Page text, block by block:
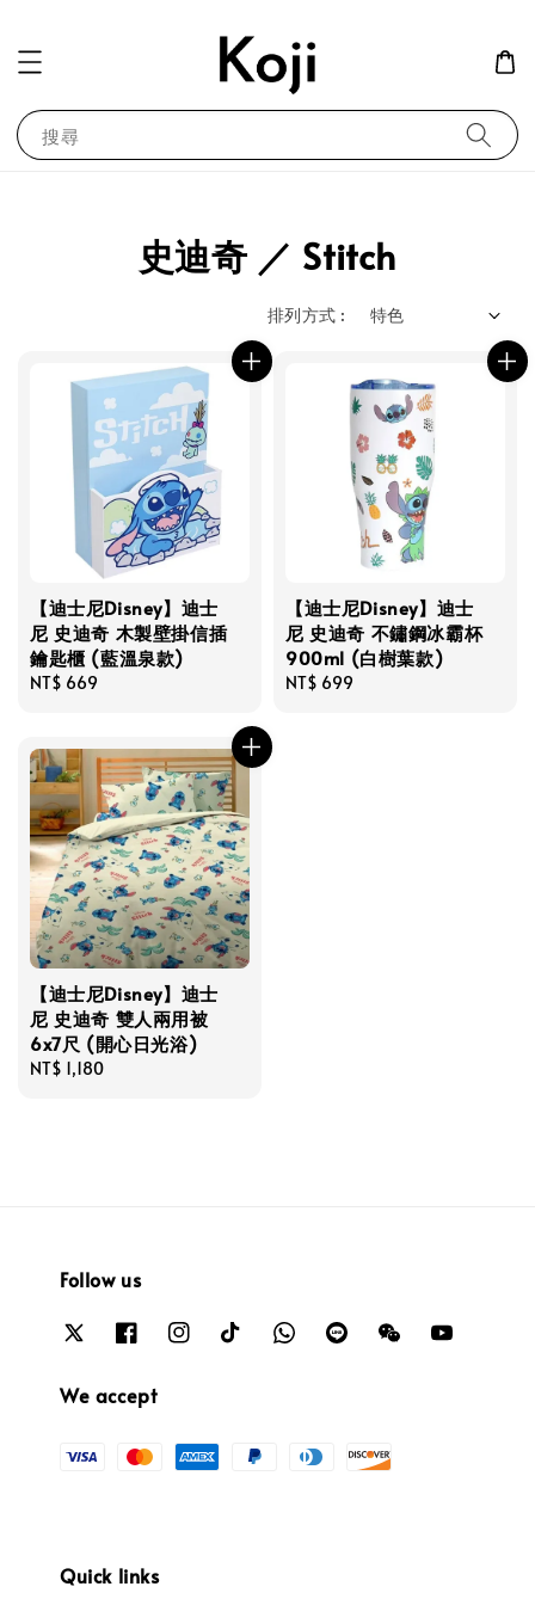
搜尋
史迪奇 ／ Stitch
排列方式 :
【迪士尼Disney】迪士
尼 史迪奇 木製壁掛信插
鑰匙櫃 (藍溫泉款)
Regular
NT$ 669
【迪士尼Disney】迪士
尼 史迪奇 不鏽鋼冰霸杯
900ml (白樹葉款)
Regular
NT$ 699
【迪士尼Disney】迪士
尼 史迪奇 雙人兩用被
6x7尺 (開心日光浴)
Regular
NT$ 1,180
Follow us
We accept
Quick links